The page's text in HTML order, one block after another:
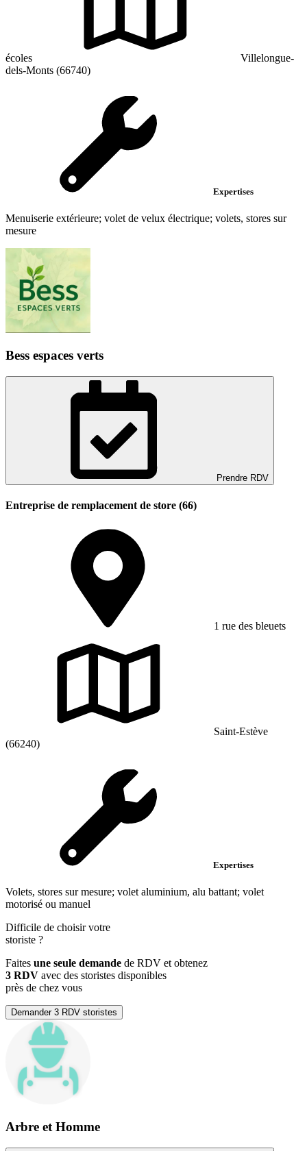
écoles
Villelongue-
dels-Monts (66740)
Expertises
Menuiserie extérieure; volet de velux électrique; volets, stores sur
mesure
Bess espaces verts
Prendre RDV
Entreprise de remplacement de store (66)
1 rue des bleuets
Saint-Estève
(66240)
Expertises
Volets, stores sur mesure; volet aluminium, alu battant; volet
motorisé ou manuel
Difficile de choisir votre
storiste ?
Faites une seule demande de RDV et obtenez
3 RDV avec des storistes disponibles
près de chez vous
Demander 3 RDV storistes
Arbre et Homme